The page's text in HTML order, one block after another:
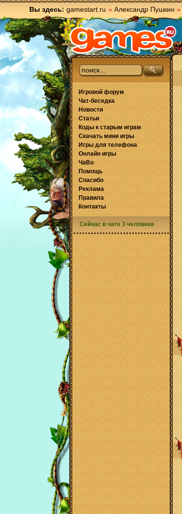
Вы здесь: gamestart.ru » Александр Пушкин »
Игровой форум
Чат-беседка
Новости
Статьи
Коды к старым играм
Скачать мини игры
Игры для телефона
Онлайн игры
ЧаВо
Помощь
Спасибо
Реклама
Правила
Контакты
Сейчас в чате 3 человека